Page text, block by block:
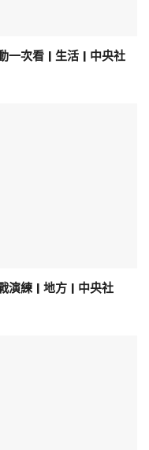
一次看 | 生活 | 中央社
演練 | 地方 | 中央社